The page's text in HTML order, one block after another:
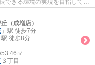
できる環境の実現を目指して、
...
（成増店）
」駅 徒歩7分
駅 徒歩8分
㎡
３丁目